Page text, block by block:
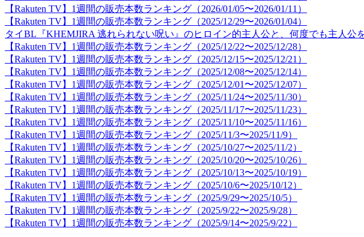
【Rakuten TV】1週間の販売本数ランキング（2026/01/05〜2026/01/11）
【Rakuten TV】1週間の販売本数ランキング（2025/12/29〜2026/01/04）
タイBL『KHEMJIRA 逃れられない呪い』のヒロイン的主人公と、何度でも主人公
【Rakuten TV】1週間の販売本数ランキング（2025/12/22〜2025/12/28）
【Rakuten TV】1週間の販売本数ランキング（2025/12/15〜2025/12/21）
【Rakuten TV】1週間の販売本数ランキング（2025/12/08〜2025/12/14）
【Rakuten TV】1週間の販売本数ランキング（2025/12/01〜2025/12/07）
【Rakuten TV】1週間の販売本数ランキング（2025/11/24〜2025/11/30）
【Rakuten TV】1週間の販売本数ランキング（2025/11/17〜2025/11/23）
【Rakuten TV】1週間の販売本数ランキング（2025/11/10〜2025/11/16）
【Rakuten TV】1週間の販売本数ランキング（2025/11/3〜2025/11/9）
【Rakuten TV】1週間の販売本数ランキング（2025/10/27〜2025/11/2）
【Rakuten TV】1週間の販売本数ランキング（2025/10/20〜2025/10/26）
【Rakuten TV】1週間の販売本数ランキング（2025/10/13〜2025/10/19）
【Rakuten TV】1週間の販売本数ランキング（2025/10/6〜2025/10/12）
【Rakuten TV】1週間の販売本数ランキング（2025/9/29〜2025/10/5）
【Rakuten TV】1週間の販売本数ランキング（2025/9/22〜2025/9/28）
【Rakuten TV】1週間の販売本数ランキング（2025/9/14〜2025/9/22）